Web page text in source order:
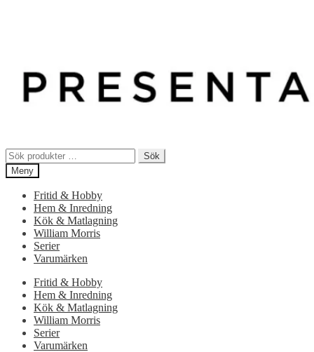
Sök
efter:
Sök
Meny
Fritid & Hobby
Hem & Inredning
Kök & Matlagning
William Morris
Serier
Varumärken
Fritid & Hobby
Hem & Inredning
Kök & Matlagning
William Morris
Serier
Varumärken